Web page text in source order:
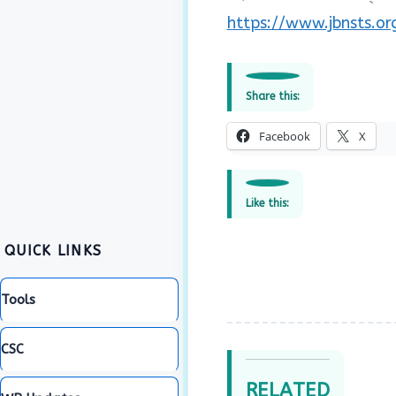
https://
Share this:
Facebook X
Like this:
RELATED
QUICK LINKS
Tools
CSC